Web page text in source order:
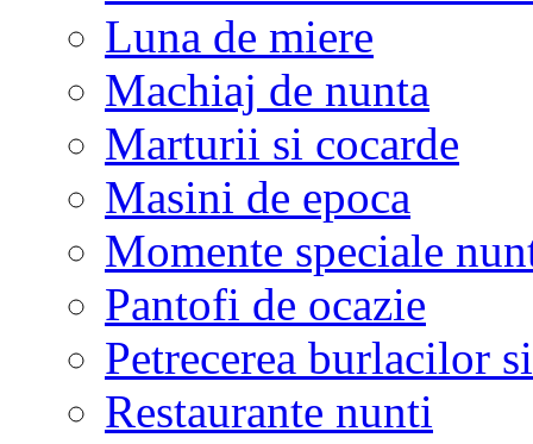
Luna de miere
Machiaj de nunta
Marturii si cocarde
Masini de epoca
Momente speciale
Pantofi de ocazie
Petrecerea burlacilor
Restaurante nunti